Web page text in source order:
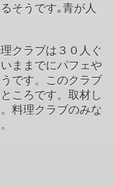
そうです｡青が人
クラブは３０人ぐ
ままでにパフェや
です。このクラブ
ころです。取材し
料理クラブのみな